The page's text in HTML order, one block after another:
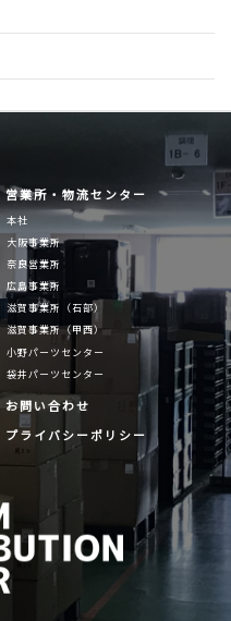
営業所・物流センター
本社
大阪事業所
奈良営業所
広島事業所
滋賀事業所（石部）
滋賀事業所（甲西）
小野パーツセンター
袋井パーツセンター
お問い合わせ
プライバシーポリシー